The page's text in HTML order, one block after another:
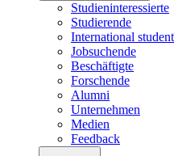
Studieninteressierte
Studierende
International
Jobsuchende
Beschäftigte
Forschende
Alumni
Unternehmen
Medien
Feedback